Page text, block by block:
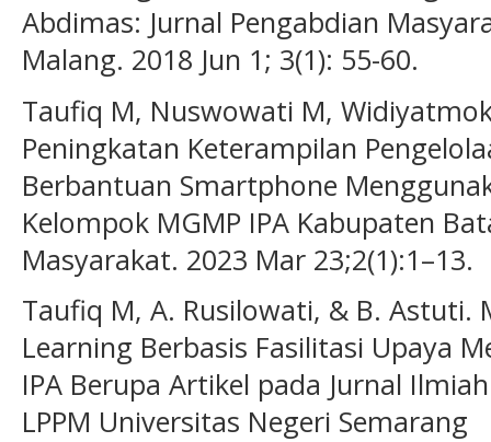
Abdimas: Jurnal Pengabdian
Malang. 2018 Jun 1; 3(1): 55-60.
Taufiq M, Nuswowati M,
Peningkatan Keterampilan
Berbantuan Smartphone
Kelompok MGMP IPA Kabupaten
Masyarakat. 2023 Mar 23;2(1):1–13.
Taufiq M, A. Rusilowati, & B. Astuti.
Learning Berbasis Fasilitasi Upaya
IPA Berupa Artikel pada Jurnal
LPPM Universitas Negeri Semarang